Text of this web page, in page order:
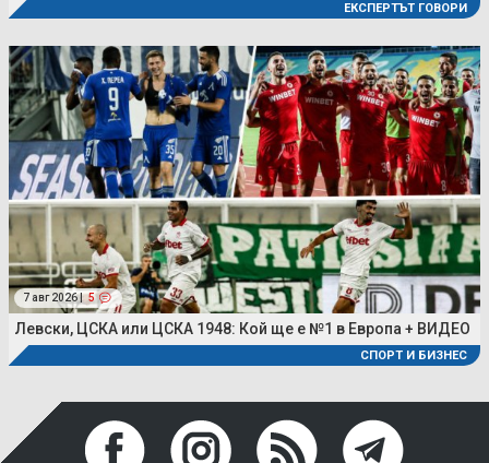
ЕКСПЕРТЪТ ГОВОРИ
7 авг 2026 | 5
Левски, ЦСКА или ЦСКА 1948: Кой ще е №1 в Европа + ВИДЕО
СПОРТ И БИЗНЕС